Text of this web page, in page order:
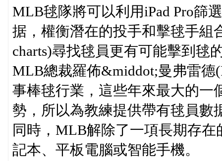
MLB毬隊將可以利用iPad Pro篩
据，權衡潛在的投手和擊毬手組
charts)尋找毬員更有可能擊到毬
MLB總裁羅佈&middot;曼弗雷德
事棒毬行業，這些年來最大的一
勢，所以為教練提供帶有毬員數
同時，MLB解除了一項長期存
記本、平板電腦或智能手機。